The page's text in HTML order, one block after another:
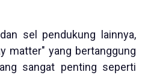
sel pendukung lainnya,
matter" yang bertanggung
sangat penting seperti